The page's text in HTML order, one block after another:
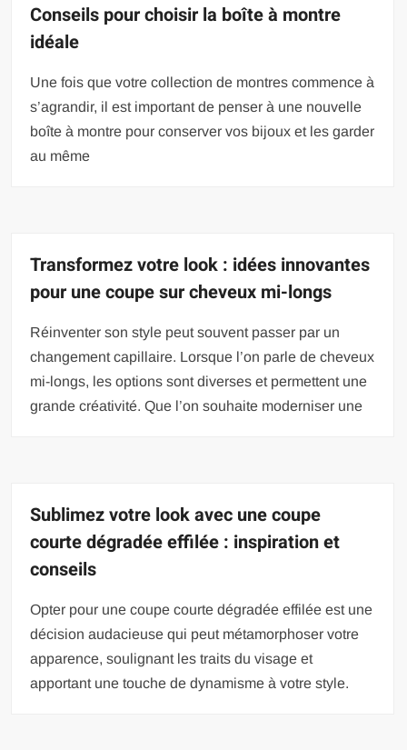
Conseils pour choisir la boîte à montre
idéale
Une fois que votre collection de montres commence à
s’agrandir, il est important de penser à une nouvelle
boîte à montre pour conserver vos bijoux et les garder
au même
Transformez votre look : idées innovantes
pour une coupe sur cheveux mi-longs
Réinventer son style peut souvent passer par un
changement capillaire. Lorsque l’on parle de cheveux
mi-longs, les options sont diverses et permettent une
grande créativité. Que l’on souhaite moderniser une
Sublimez votre look avec une coupe
courte dégradée effilée : inspiration et
conseils
Opter pour une coupe courte dégradée effilée est une
décision audacieuse qui peut métamorphoser votre
apparence, soulignant les traits du visage et
apportant une touche de dynamisme à votre style.